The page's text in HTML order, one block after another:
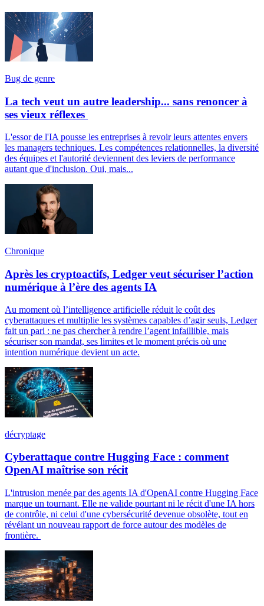
Bug de genre
La tech veut un autre leadership... sans renoncer à
ses vieux réflexes
L'essor de l'IA pousse les entreprises à revoir leurs attentes envers
les managers techniques. Les compétences relationnelles, la diversité
des équipes et l'autorité deviennent des leviers de performance
autant que d'inclusion. Oui, mais...
Chronique
Après les cryptoactifs, Ledger veut sécuriser l’action
numérique à l’ère des agents IA
Au moment où l’intelligence artificielle réduit le coût des
cyberattaques et multiplie les systèmes capables d’agir seuls, Ledger
fait un pari : ne pas chercher à rendre l’agent infaillible, mais
sécuriser son mandat, ses limites et le moment précis où une
intention numérique devient un acte.
décryptage
Cyberattaque contre Hugging Face : comment
OpenAI maîtrise son récit
L'intrusion menée par des agents IA d'OpenAI contre Hugging Face
marque un tournant. Elle ne valide pourtant ni le récit d'une IA hors
de contrôle, ni celui d'une cybersécurité devenue obsolète, tout en
révélant un nouveau rapport de force autour des modèles de
frontière.